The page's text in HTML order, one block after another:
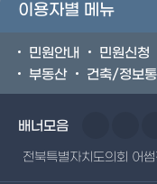
이용자별 메뉴
민원안내 민원신청
부동산
건축/정보
배너모음
전북특별자치도의회 어